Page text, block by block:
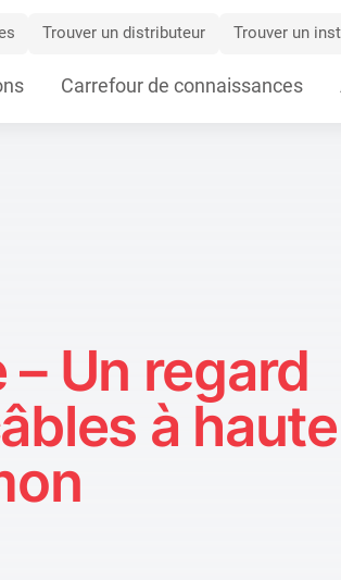
Trouver un distributeur Trouver un
Carrefour de connaissances
Un regard
à haute